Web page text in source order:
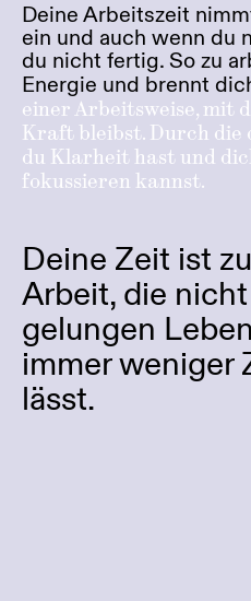
Deine Arbeitszeit
ein und auch wenn du
du nicht fertig. So zu
Energie und brennt
einer Arbeitsweise, mit
Kraft bleibst. Durch die
du Klarheit hast und
fokussieren kannst.
Deine Zeit ist
Arbeit, die
gelungen
immer weniger
lässt.